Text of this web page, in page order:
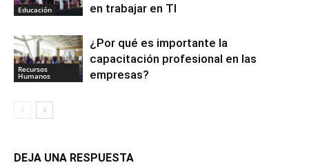
Educación
en trabajar en TI
Recursos
Humanos
¿Por qué es importante la
capacitación profesional en las
empresas?
DEJA UNA RESPUESTA